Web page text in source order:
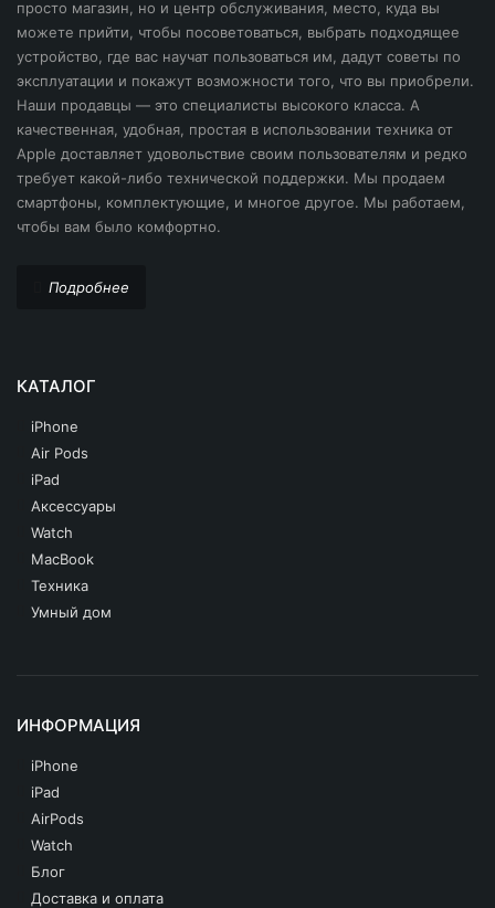
iPhone 14 Plus
iPhone 14 Pro Max
iPhone 14 Pro
iPhone 14
iPhone 13 Pro Max
iPhone 13 Pro
iPhone 12 Pro
iPhone 12
iPhone 11 Pro Max
iPhone 11 Pro
iPhone XS
iPhone XR
iPhone X
Apple iPhone XS
iPhone 12
iPhone 12 Pro
iPhone 14
iPhone 14 Pro
iPhone 15 Pro
iPhone 17
iPhone SE 2020
Синий
Черный
просто магазин, но и центр обслуживания, место, куда вы
можете прийти, чтобы посоветоваться, выбрать подходящее
устройство, где вас научат пользоваться им, дадут советы по
эксплуатации и покажут возможности того, что вы приобрели.
Наши продавцы — это специалисты высокого класса. А
качественная, удобная, простая в использовании техника от
Apple доставляет удовольствие своим пользователям и редко
требует какой-либо технической поддержки. Мы продаем
смартфоны, комплектующие, и многое другое. Мы работаем,
чтобы вам было комфортно.
Подробнее
КАТАЛОГ
iPhone
Air Pods
iPad
Аксессуары
Watch
MacBook
Техника
Умный дом
ИНФОРМАЦИЯ
iPhone
iPad
AirPods
Watch
Блог
Доставка и оплата